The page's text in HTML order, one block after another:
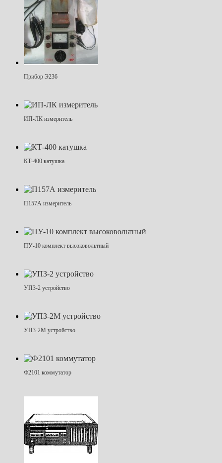
Прибор Э236
ИП-ЛК измеритель
КТ-400 катушка
П157А измеритель
ПУ-10 комплект высоковольтный
УПЗ-2 устройство
УПЗ-2М устройство
Ф2101 коммутатор